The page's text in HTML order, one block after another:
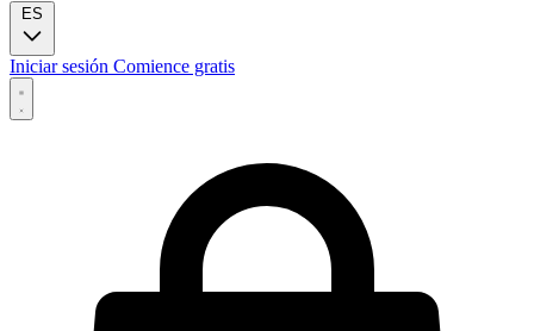
ES
Iniciar sesión Comience gratis